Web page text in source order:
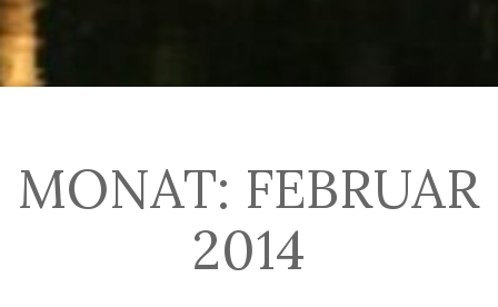
MONAT: FEBRUAR
2014